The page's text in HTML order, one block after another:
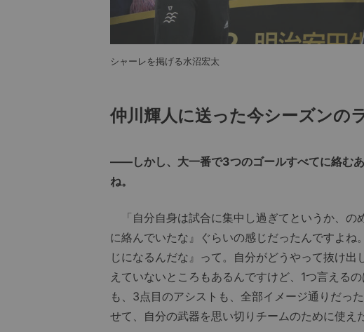
シャーレを掲げる水沼宏太
仲川輝人に送った今シーズンの
――しかし、大一番で3つのゴールすべてに絡む
ね。
「自分自身は試合に集中し過ぎてというか、の
に絡んでいたな』ぐらいの感じだったんですよ
じになるんだな』って。自分がどうやって抜け
えていないところもあるんですけど、1つ言える
も、3点目のアシストも、全部イメージ通りだっ
せて、自分の武器を思い切りチームのために使え